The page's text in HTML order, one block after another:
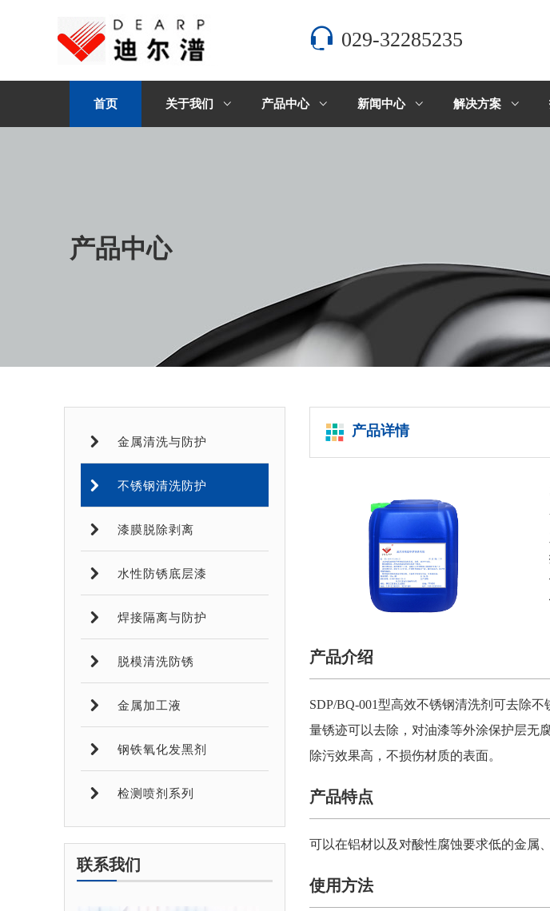
029-32285235
首页 关于我们 产品中心 新闻中心 解决方案
产品中心
金属清洗与防护
不锈钢清洗防护
漆膜脱除剥离
水性防锈底层漆
焊接隔离与防护
脱模清洗防锈
金属加工液
钢铁氧化发黑剂
检测喷剂系列
联系我们
产品详情
产品介绍
SDP/BQ-001型高效不锈钢清洗剂可去除
量锈迹可以去除，对油漆等外涂保护层无
除污效果高，不损伤材质的表面。
产品特点
可以在铝材以及对酸性腐蚀要求低的金属
使用方法